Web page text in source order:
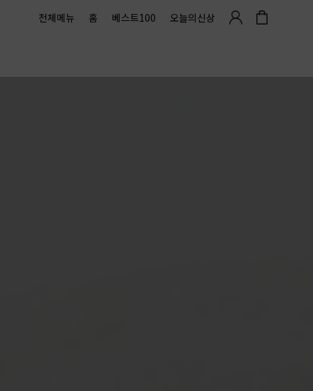
전체메뉴 홈 베스트100 오늘의신상